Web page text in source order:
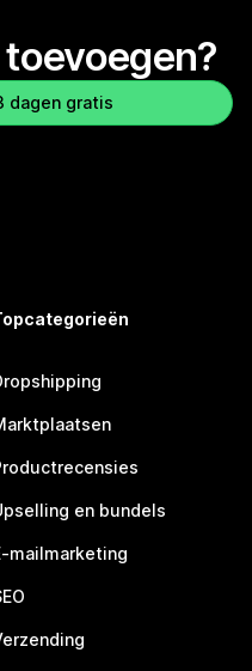
dagen gratis
en bundels
mailmarketing